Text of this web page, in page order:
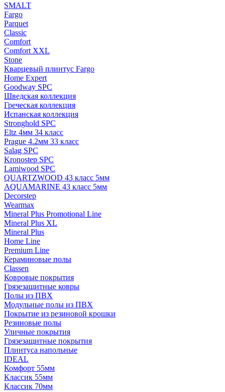
SMALT
Fargo
Parquet
Classic
Comfort
Comfort XXL
Stone
Кварцевый плинтус Fargo
Home Expert
Goodway SPC
Шведская коллекция
Греческая коллекция
Испанская коллекция
Stronghold SPC
Eltz 4мм 34 класс
Prague 4.2мм 33 класс
Salag SPC
Kronostep SPC
Lamiwood SPC
QUARTZWOOD 43 класс 5мм
AQUAMARINE 43 класс 5мм
Decorstep
Wearmax
Mineral Plus Promotional Line
Mineral Plus XL
Mineral Plus
Home Line
Premium Line
Кераминовые полы
Classen
Ковровые покрытия
Грязезащитные ковры
Полы из ПВХ
Модульные полы из ПВХ
Покрытие из резиновой крошки
Резиновые полы
Уличные покрытия
Грязезащитные покрытия
Плинтуса напольные
IDEAL
Комфорт 55мм
Классик 55мм
Классик 70мм